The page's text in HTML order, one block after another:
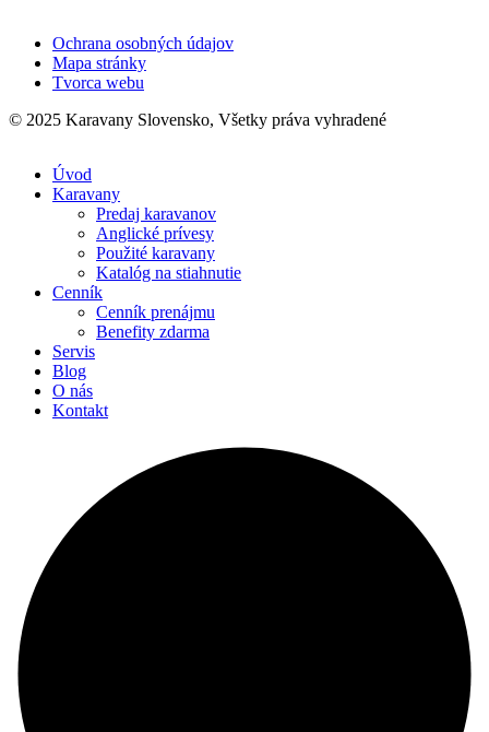
Päta
Ochrana osobných údajov
Mapa stránky
Tvorca webu
© 2025 Karavany Slovensko, Všetky práva vyhradené
Úvod
Karavany
Predaj karavanov
Anglické prívesy
Použité karavany
Katalóg na stiahnutie
Cenník
Cenník prenájmu
Benefity zdarma
Servis
Blog
O nás
Kontakt